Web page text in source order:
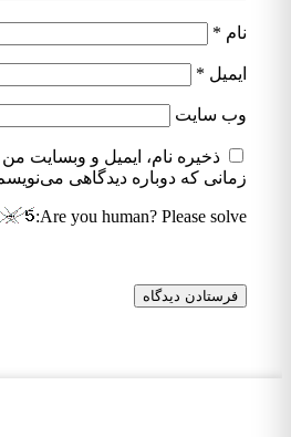
نام *
ایمیل *
وب‌ سایت
ذخیره نام، ایمیل و وبسایت
زمانی که دوباره دیدگاهی
Are you human? Please solve: